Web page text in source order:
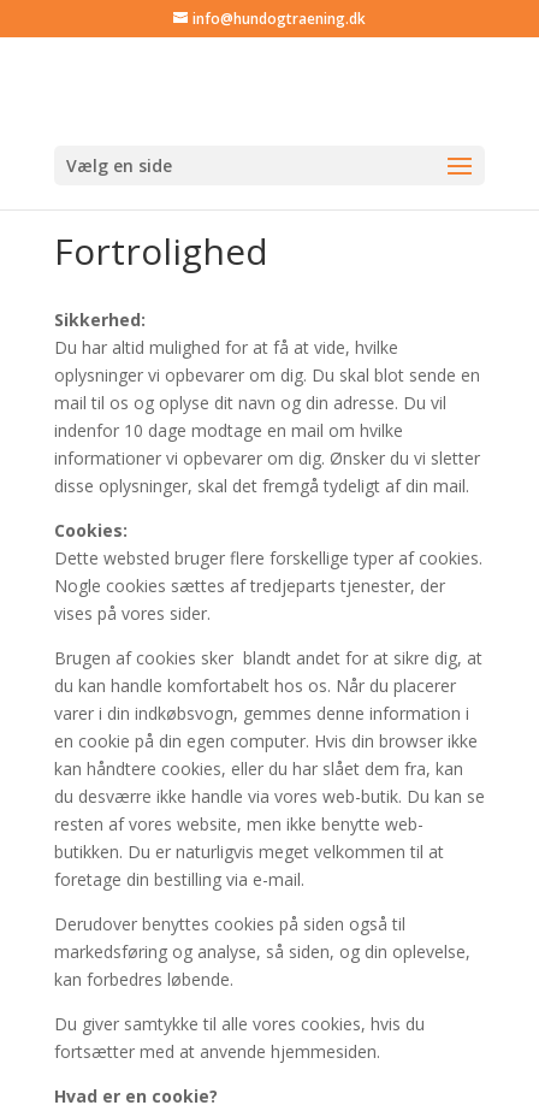
info@hundogtraening.dk
Vælg en side
Fortrolighed
Sikkerhed:
Du har altid mulighed for at få at vide, hvilke
oplysninger vi opbevarer om dig. Du skal blot sende en
mail til os og oplyse dit navn og din adresse. Du vil
indenfor 10 dage modtage en mail om hvilke
informationer vi opbevarer om dig. Ønsker du vi sletter
disse oplysninger, skal det fremgå tydeligt af din mail.
Cookies:
Dette websted bruger flere forskellige typer af cookies.
Nogle cookies sættes af tredjeparts tjenester, der
vises på vores sider.
Brugen af cookies sker blandt andet for at sikre dig, at
du kan handle komfortabelt hos os. Når du placerer
varer i din indkøbsvogn, gemmes denne information i
en cookie på din egen computer. Hvis din browser ikke
kan håndtere cookies, eller du har slået dem fra, kan
du desværre ikke handle via vores web-butik. Du kan se
resten af vores website, men ikke benytte web-
butikken. Du er naturligvis meget velkommen til at
foretage din bestilling via e-mail.
Derudover benyttes cookies på siden også til
markedsføring og analyse, så siden, og din oplevelse,
kan forbedres løbende.
Du giver samtykke til alle vores cookies, hvis du
fortsætter med at anvende hjemmesiden.
Hvad er en cookie?